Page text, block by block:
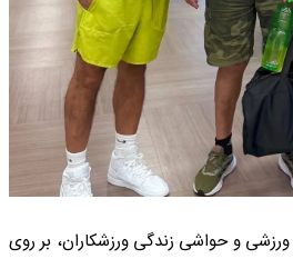
ورزشی و حواشی زندگی ورزشکاران، بر روی